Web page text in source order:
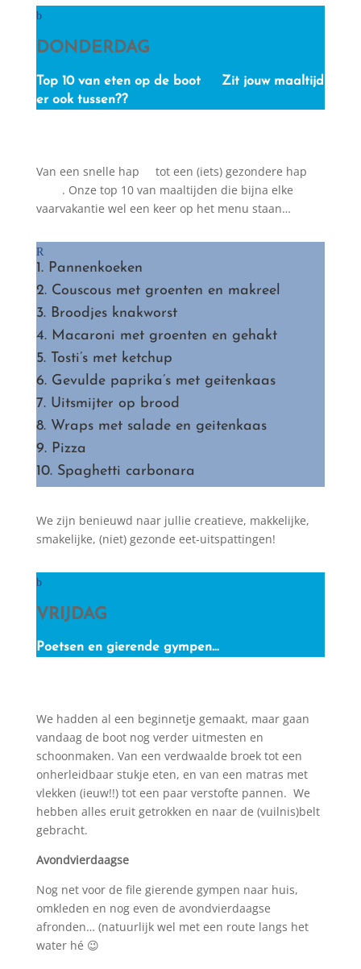
DONDERDAG
Top 10 van eten op de boot
Zit jouw maaltijd
er ook tussen??
Van een snelle hap
tot een (iets) gezondere hap
. Onze top 10 van maaltijden die bijna elke
vaarvakantie wel een keer op het menu staan…
1. Pannenkoeken
2. Couscous met groenten en makreel
3. Broodjes knakworst
4. Macaroni met groenten en gehakt
5. Tosti’s met ketchup
6. Gevulde paprika’s met geitenkaas
7. Uitsmijter op brood
8. Wraps met salade en geitenkaas
9. Pizza
10. Spaghetti carbonara
We zijn benieuwd naar jullie creatieve, makkelijke,
smakelijke, (niet) gezonde eet-uitspattingen!
VRIJDAG
Poetsen en gierende gympen…
We hadden al een beginnetje gemaakt, maar gaan
vandaag de boot nog verder uitmesten en
schoonmaken. Van een verdwaalde broek tot een
onherleidbaar stukje eten, en van een matras met
vlekken (ieuw!!) tot een paar verstofte pannen. We
hebben alles eruit getrokken en naar de (vuilnis)belt
gebracht.
Avondvierdaagse
Nog net voor de file gierende gympen naar huis,
omkleden en nog even de avondvierdaagse
afronden… (natuurlijk wel met een route langs het
water hé 😉